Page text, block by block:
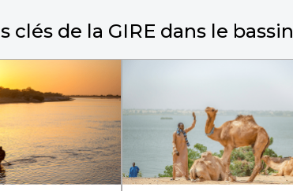
clés de la GIRE dans le bassin